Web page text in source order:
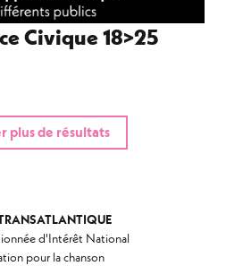
Civique 18>25
plus de résultats
d'Intérêt National
pour la chanson